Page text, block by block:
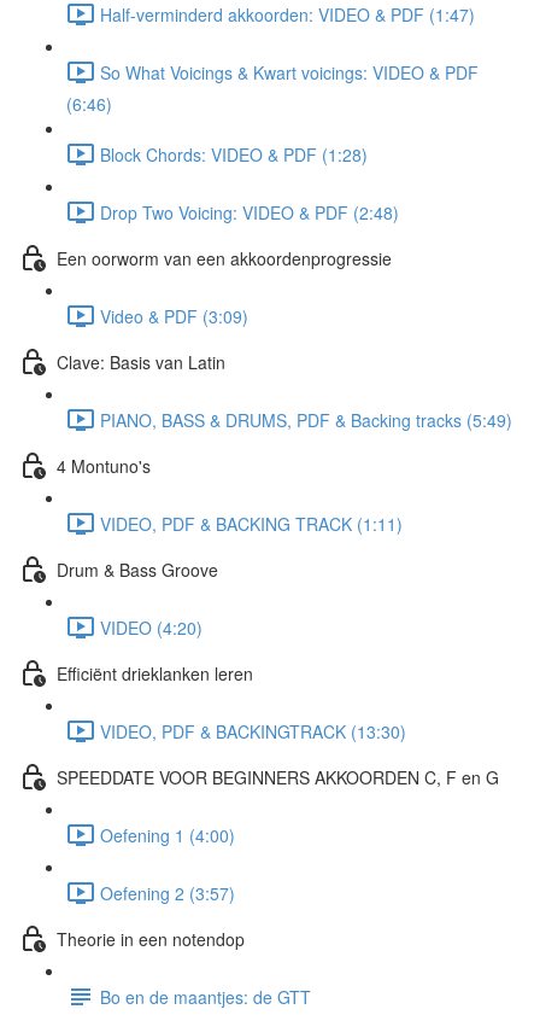
Half-verminderd akkoorden: VIDEO & PDF (1:47)
So What Voicings & Kwart voicings: VIDEO & PDF
(6:46)
Block Chords: VIDEO & PDF (1:28)
Drop Two Voicing: VIDEO & PDF (2:48)
Een oorworm van een akkoordenprogressie
Video & PDF (3:09)
Clave: Basis van Latin
PIANO, BASS & DRUMS, PDF & Backing tracks (5:49)
4 Montuno's
VIDEO, PDF & BACKING TRACK (1:11)
Drum & Bass Groove
VIDEO (4:20)
Efficiënt drieklanken leren
VIDEO, PDF & BACKINGTRACK (13:30)
SPEEDDATE VOOR BEGINNERS AKKOORDEN C, F en G
Oefening 1 (4:00)
Oefening 2 (3:57)
Theorie in een notendop
Bo en de maantjes: de GTT